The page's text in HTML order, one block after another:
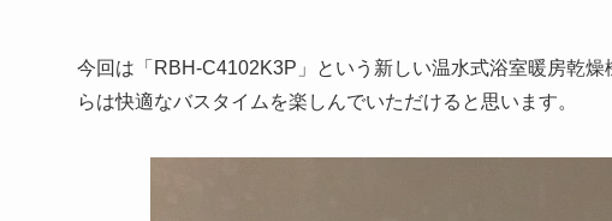
今回は「RBH-C4102K3P」という新しい温水式浴室暖房乾
らは快適なバスタイムを楽しんでいただけると思います。